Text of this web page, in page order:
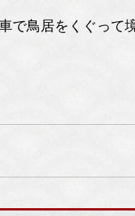
で鳥居をくぐって